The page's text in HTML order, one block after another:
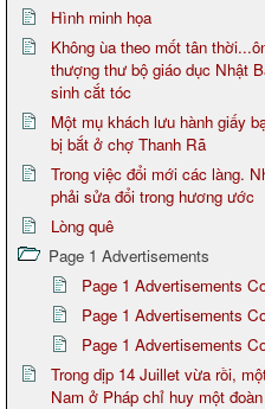
Hình minh họa
Không ùa theo mốt tân
thượng thư bộ giáo dục Nhật
sinh cắt tóc
Một mụ khách lưu hành giấy
bị bắt ở chợ Thanh Rã
Trong việc đổi mới các làng.
phải sửa đổi trong hương ước
Lòng quê
Page 1 Advertisements
Page 1 Advertisements
Page 1 Advertisements
Page 1 Advertisements
Trong dịp 14 Juillet vừa rồi,
Nam ở Pháp chỉ huy một